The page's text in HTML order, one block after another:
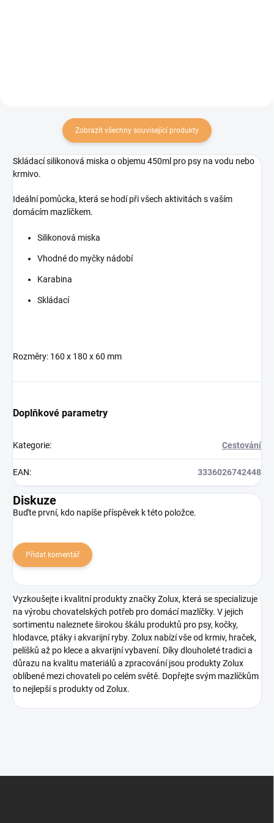
Zobrazit všechny související produkty
Skládací silikonová miska o objemu 450ml pro psy na vodu nebo
krmivo.
Ideální pomůcka, která se hodí při všech aktivitách s vaším
domácím mazlíčkem.
Silikonová miska
Vhodné do myčky nádobí
Karabina
Skládací
Rozměry: 160 x 180 x 60 mm
Doplňkové parametry
Kategorie: Cestování
EAN: 3336026742448
Diskuze
Buďte první, kdo napíše příspěvek k této položce.
Přidat komentář
Vyzkoušejte i kvalitní produkty značky Zolux, která se specializuje
na výrobu chovatelských potřeb pro domácí mazlíčky. V jejich
sortimentu naleznete širokou škálu produktů pro psy, kočky,
hlodavce, ptáky i akvarijní ryby. Zolux nabízí vše od krmiv, hraček,
pelíšků až po klece a akvarijní vybavení. Díky dlouholeté tradici a
důrazu na kvalitu materiálů a zpracování jsou produkty Zolux
oblíbené mezi chovateli po celém světě. Dopřejte svým mazlíčkům
to nejlepší s produkty od Zolux.